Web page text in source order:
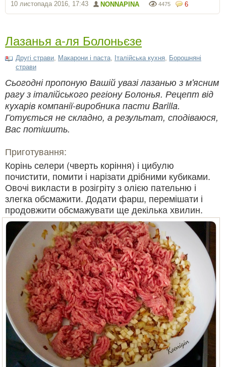
6
4475
NONNAPINA
10 листопада 2016, 17:43
Лазанья а-ля Болоньєзе
Другі страви, Макарони і паста, Італійська кухня, Борошняні
страви
Сьогодні пропоную Вашій увазі лазанью з м'ясним
рагу з італійського регіону Болонья. Рецепт від
кухарів компанії-виробника пасти Barilla.
Готується не складно, а результат, сподіваюся,
Вас потішить.
Приготування:
Корінь селери (чверть коріння) і цибулю
почистити, помити і нарізати дрібними кубиками.
Овочі викласти в розігріту з олією пательню і
злегка обсмажити. Додати фарш, перемішати і
продовжити обсмажувати ще декілька хвилин.